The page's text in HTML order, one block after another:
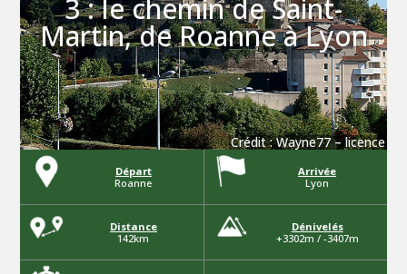
3 : le chemin de Saint-
Martin, de Roanne à Lyon
Crédit :Wayne77–licence
Départ
Roanne
Arrivée
Lyon
Distance
142km
Dénivelés
+3302m / -3407m